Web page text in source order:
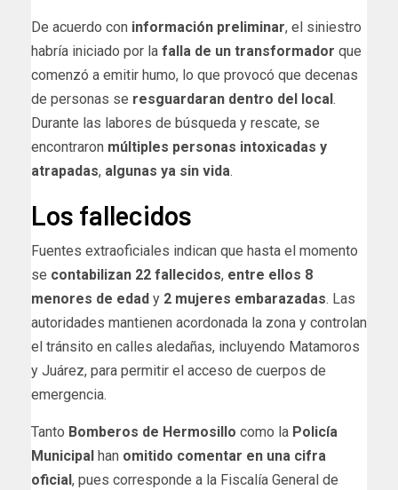
De acuerdo con información preliminar, el siniestro
habría iniciado por la falla de un transformador que
comenzó a emitir humo, lo que provocó que decenas
de personas se resguardaran dentro del local .
Durante las labores de búsqueda y rescate, se
encontraron múltiples personas intoxicadas y
atrapadas, algunas ya sin vida.
Los fallecidos
Fuentes extraoficiales indican que hasta el momento
se contabilizan 22 fallecidos, entre ellos 8
menores de edad y 2 mujeres embarazadas. Las
autoridades mantienen acordonada la zona y controlan
el tránsito en calles aledañas, incluyendo Matamoros
y Juárez, para permitir el acceso de cuerpos de
emergencia.
Tanto Bomberos de Hermosillo como la Policía
Municipal han omitido comentar en una cifra
oficial , pues corresponde a la Fiscalía General de